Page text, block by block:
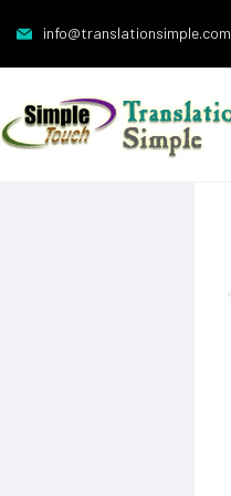
info@translationsimple.com